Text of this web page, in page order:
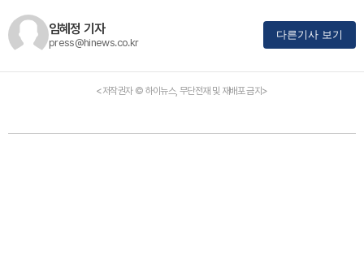
임혜정 기자
press@hinews.co.kr
다른기사 보기
<저작권자 © 하이뉴스, 무단전재 및 재배포 금지>